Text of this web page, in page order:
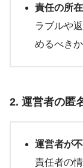
責任の所
ラブルや
めるべき
2. 運営者の匿
運営者が
責任者の